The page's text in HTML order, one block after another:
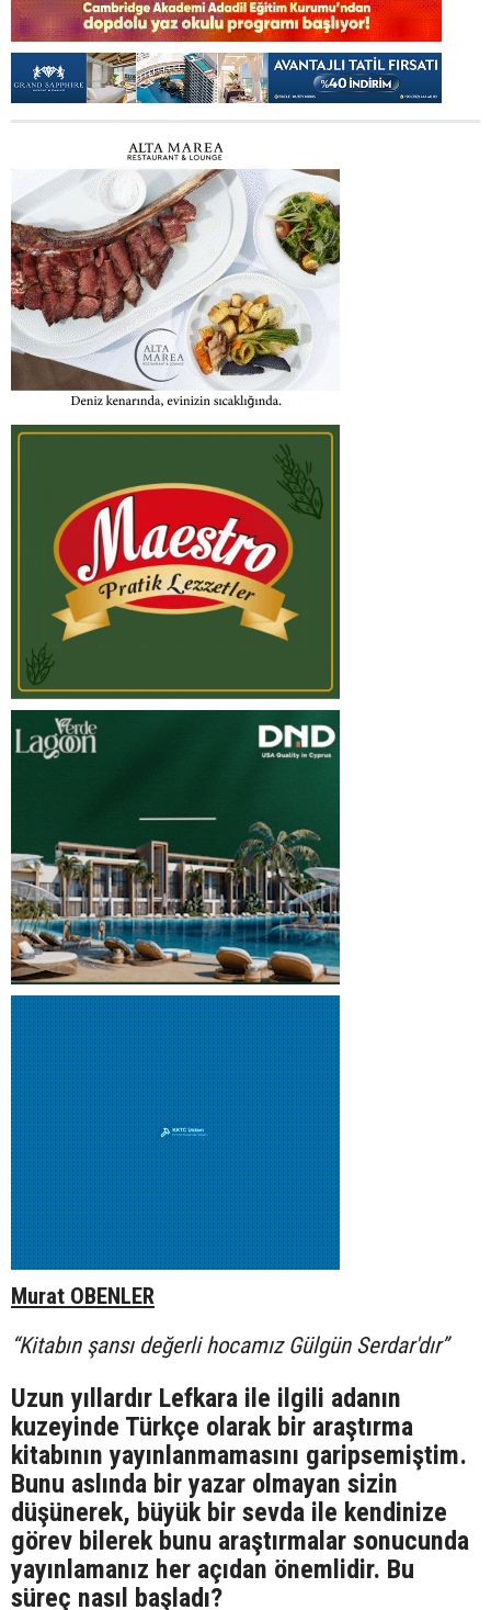
Murat OBENLER
“Kitabın şansı değerli hocamız Gülgün Serdar'dır”
Uzun yıllardır Lefkara ile ilgili adanın
kuzeyinde Türkçe olarak bir araştırma
kitabının yayınlanmamasını garipsemiştim.
Bunu aslında bir yazar olmayan sizin
düşünerek, büyük bir sevda ile kendinize
görev bilerek bunu araştırmalar sonucunda
yayınlamanız her açıdan önemlidir. Bu
süreç nasıl başladı?